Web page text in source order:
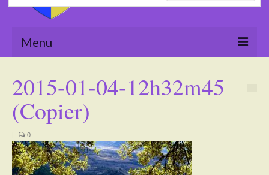
Menu
La Mairie
Le village
Tourisme
2015-01-04-12h32m45
(Copier)
| 0